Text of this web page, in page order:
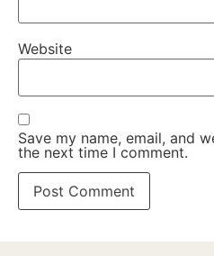
Website
Save my name, email, and
the next time I comment.